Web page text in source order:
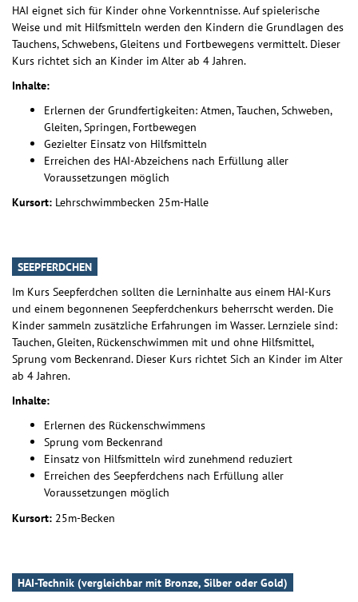
HAI eignet sich für Kinder ohne Vorkenntnisse. Auf spielerische
Weise und mit Hilfsmitteln werden den Kindern die Grundlagen des
Tauchens, Schwebens, Gleitens und Fortbewegens vermittelt. Dieser
Kurs richtet sich an Kinder im Alter ab 4 Jahren.
Inhalte:
Erlernen der Grundfertigkeiten: Atmen, Tauchen, Schweben,
Gleiten, Springen, Fortbewegen
Gezielter Einsatz von Hilfsmitteln
Erreichen des HAI-Abzeichens nach Erfüllung aller
Voraussetzungen möglich
Kursort: Lehrschwimmbecken 25m-Halle
SEEPFERDCHEN
Im Kurs Seepferdchen sollten die Lerninhalte aus einem HAI-Kurs
und einem begonnenen Seepferdchenkurs beherrscht werden. Die
Kinder sammeln zusätzliche Erfahrungen im Wasser. Lernziele sind:
Tauchen, Gleiten, Rückenschwimmen mit und ohne Hilfsmittel,
Sprung vom Beckenrand. Dieser Kurs richtet Sich an Kinder im Alter
ab 4 Jahren.
Inhalte:
Erlernen des Rückenschwimmens
Sprung vom Beckenrand
Einsatz von Hilfsmitteln wird zunehmend reduziert
Erreichen des Seepferdchens nach Erfüllung aller
Voraussetzungen möglich
Kursort: 25m-Becken
HAI-Technik (vergleichbar mit Bronze, Silber oder Gold)